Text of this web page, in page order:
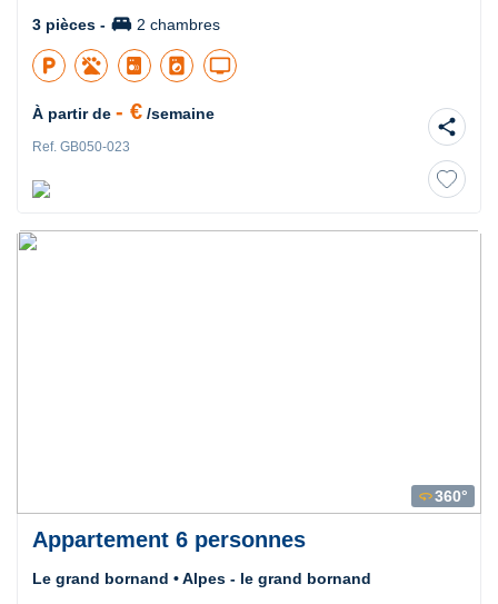
3 pièces - king_bed 2 chambres
local_parking local_laundry_service tv
À partir de - € /semaine
Ref. GB050-023
share
360360°
Appartement 6 personnes
Le grand bornand • Alpes - le grand bornand